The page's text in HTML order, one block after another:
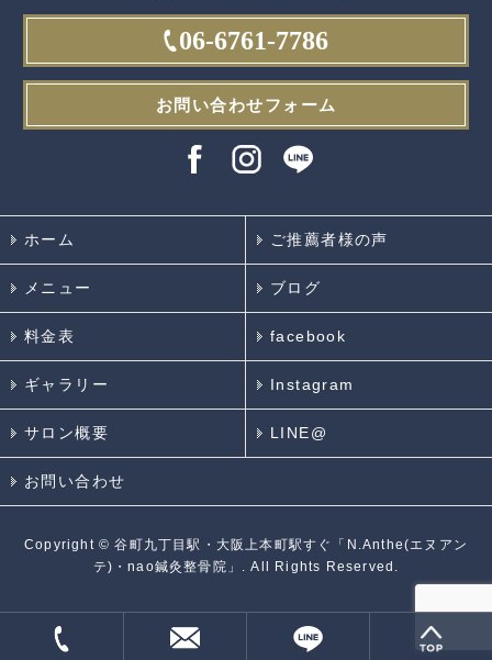
06-6761-7786
お問い合わせフォーム
ホーム ご推薦者様の声
メニュー ブログ
料金表 facebook
ギャラリー Instagram
サロン概要 LINE@
お問い合わせ
Copyright ©谷町九丁目駅・大阪上本町駅すぐ「N.Anthe(エヌアン
テ)・nao鍼灸整骨院」. All Rights Reserved.